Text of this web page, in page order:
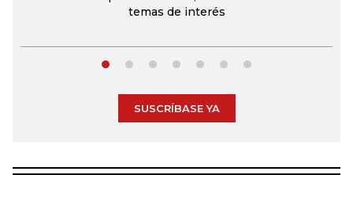
temas de interés
SUSCRÍBASE YA